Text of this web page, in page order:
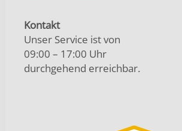
Kontakt
Unser Service ist von
09:00 – 17:00 Uhr
durchgehend erreichbar.